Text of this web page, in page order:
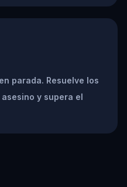
parada. Resuelve los
y supera el